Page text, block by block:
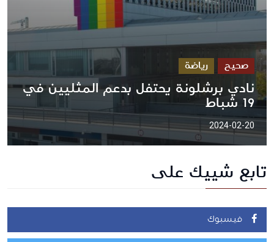
صحيح رياضة
نادي برشلونة يحتفل بدعم المثليين في
19 شباط
2024-02-20
تابع شييك على
فيسبوك